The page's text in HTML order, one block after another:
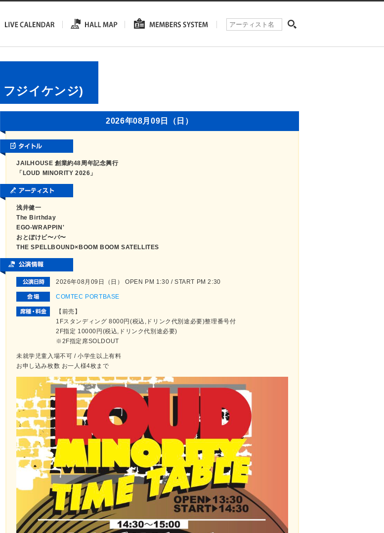
ジイケンジ)
2026年08月09日（日）
JAILHOUSE 創業約48周年記念興行
「LOUD MINORITY 2026」
浅井健一
The Birthday
EGO-WRAPPIN'
おとぼけビ〜バ〜
THE SPELLBOUND×BOOM BOOM SATELLITES
2026年08月09日（日） OPEN PM 1:30 / START PM 2:30
COMTEC PORTBASE
【前売】
1Fスタンディング 8000円(税込,ドリンク代別途必要)整理番号付
2F指定 10000円(税込,ドリンク代別途必要)
※2F指定席SOLDOUT
未就学児童入場不可 / 小学生以上有料
お申し込み枚数 お一人様4枚まで